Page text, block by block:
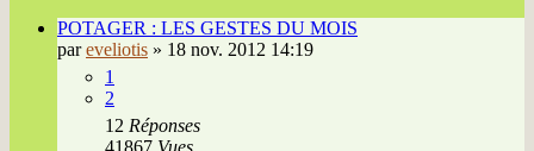
POTAGER : LES GESTES DU MOIS
pareveliotis » 18 nov. 2012 14:19
1
2
12 Réponses
41867 Vues